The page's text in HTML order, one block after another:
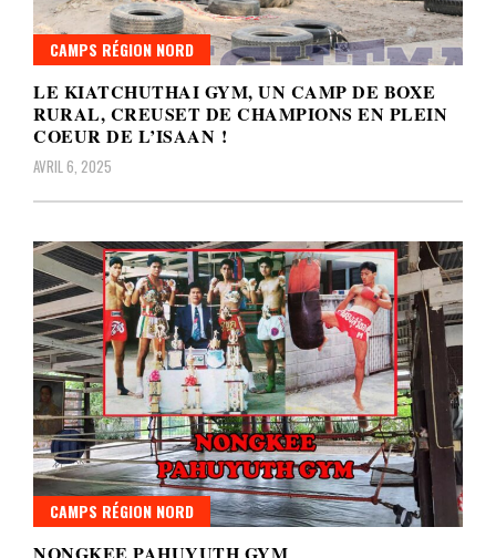
CAMPS RÉGION NORD
LE KIATCHUTHAI GYM, UN CAMP DE BOXE
RURAL, CREUSET DE CHAMPIONS EN PLEIN
COEUR DE L’ISAAN !
AVRIL 6, 2025
CAMPS RÉGION NORD
NONGKEE PAHUYUTH GYM